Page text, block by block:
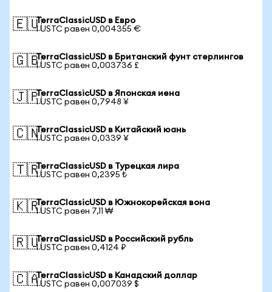
🇪🇺TerraClassicUSD в Евро
1 USTC равен 0,004355 €
🇬🇧TerraClassicUSD в Британский фунт стерлингов
1 USTC равен 0,003736 £
🇯🇵TerraClassicUSD в Японская иена
1 USTC равен 0,7948 ¥
🇨🇳TerraClassicUSD в Китайский юань
1 USTC равен 0,0339 ¥
🇹🇷TerraClassicUSD в Турецкая лира
1 USTC равен 0,2395 ₺
🇰🇷TerraClassicUSD в Южнокорейская вона
1 USTC равен 7,11 ₩
🇷🇺TerraClassicUSD в Российский рубль
1 USTC равен 0,4124 ₽
🇨🇦TerraClassicUSD в Канадский доллар
1 USTC равен 0,007039 $